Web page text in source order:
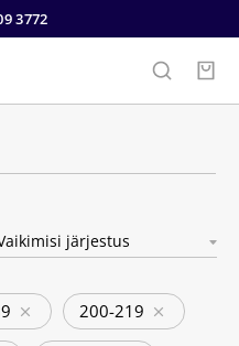
3772
200-219